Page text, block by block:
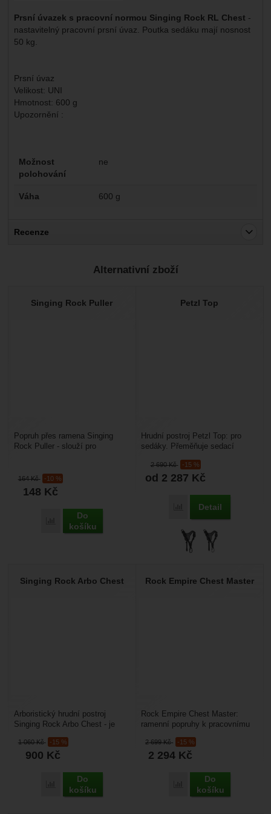
Prsní úvazek s pracovní normou Singing Rock RL Chest -
nastavitelný pracovní prsní úvaz. Poutka sedáku mají nosnost
50 kg.
Prsní úvaz
Velikost: UNI
Hmotnost: 600 g
Upozornění :
Parametry
Možnost
polohování
ne
Váha 600 g
Recenze
Nebyla přidána žádná recenze.
Alternativní zboží
Singing Rock Puller
164Kč -10 %
148 Kč
Porovnat
Do
košíku
Popruh přes ramena Singing
Rock Puller - slouží pro
Petzl Top
2 690Kč -15 %
od 2 287 Kč
Porovnat
Detail
Hrudní postroj Petzl Top: pro
sedáky. Přeměňuje sedací
SEQUOIA SRT na postroje...
Singing Rock Arbo Chest
1 060Kč -15 %
900 Kč
Porovnat
Do
košíku
Arboristický hrudní postroj
Singing Rock Arbo Chest - je
kompatibilní...
Rock Empire Chest Master
2 699Kč -15 %
2 294 Kč
Porovnat
Do
košíku
Rock Empire Chest Master:
ramenní popruhy k pracovnímu
sloty v ramenních...